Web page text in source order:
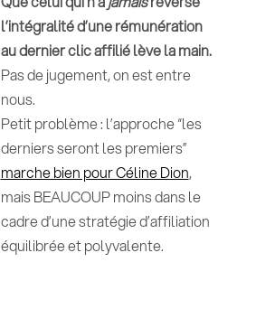
l’intégralité d’une rémunération
au dernier clic affilié lève la main.
Pas de jugement, on est entre
nous.
Petit problème : l’approche “les
derniers seront les premiers”
marche bien pour Céline Dion,
mais BEAUCOUP moins dans le
cadre d’une stratégie d’affiliation
équilibrée et polyvalente.